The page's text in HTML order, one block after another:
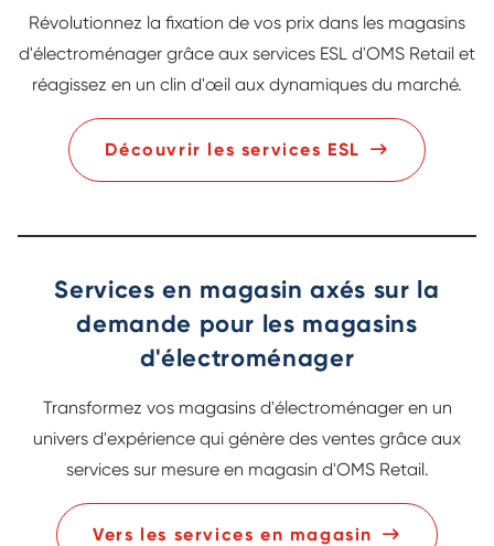
Révolutionnez la fixation de vos prix dans les magasins
d'électroménager grâce aux services ESL d'OMS Retail et
réagissez en un clin d'œil aux dynamiques du marché.
Découvrir les services ESL
Services en magasin axés sur la
demande pour les magasins
d'électroménager
Transformez vos magasins d'électroménager en un
univers d'expérience qui génère des ventes grâce aux
services sur mesure en magasin d'OMS Retail.
Vers les services en magasin